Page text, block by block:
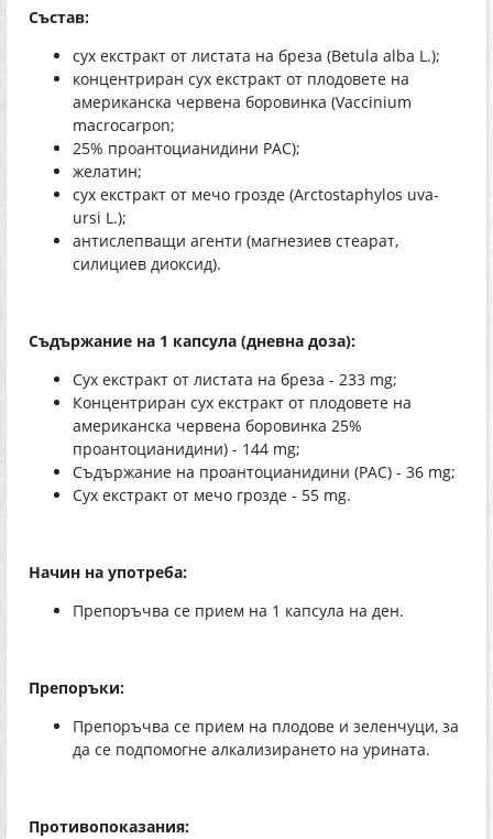
Състав:
сух екстракт от листата на бреза (Betula alba L.);
концентриран сух екстракт от плодовете на
американска червена боровинка (Vaccinium
macrocarpon;
25% проантоцианидини РАС);
желатин;
сух екстракт от мечо грозде (Arctostaphylos uva-
ursi L.);
антислепващи агенти (магнезиев стеарат,
силициев диоксид).
Съдържание на 1 капсула (дневна доза):
Сух екстракт от листата на бреза - 233 mg;
Концентриран сух екстракт от плодовете на
американска червена боровинка 25%
проантоцианидини) - 144 mg;
Съдържание на проантоцианидини (РАС) - 36 mg;
Сух екстракт от мечо грозде - 55 mg.
Начин на употреба:
Препоръчва се прием на 1 капсула на ден.
Препоръки:
Препоръчва се прием на плодове и зеленчуци, за
да се подпомогне алкализирането на урината.
Противопоказания: